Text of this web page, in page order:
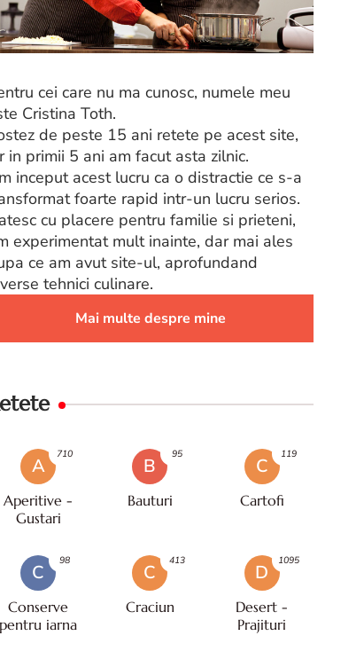
cei care nu ma cunosc, numele meu
Cristina Toth.
de peste 15 ani retete pe acest site,
in primii 5 ani am facut asta zilnic.
inceput acest lucru ca o distractie ce s-a
foarte rapid intr-un lucru serios.
cu placere pentru familie si prieteni,
experimentat mult inainte, dar mai ales
ce am avut site-ul, aprofundand
tehnici culinare.
Mai multe despre mine
A
Aperitive -
Gustari
710
B
Bauturi
95
C
Cartofi
119
C
Conserve
pentru iarna
98
C
Craciun
413
D
Desert -
Prajituri
1095